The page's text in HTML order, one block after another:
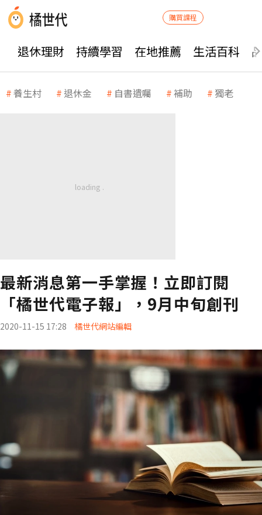
購買課程
退休理財 持續學習 在地推薦 生活百科
養生村 退休金 自書遺囑 補助 獨老
最新消息第一手掌握！立即訂閱
「橘世代電子報」，9月中旬創刊
2020-11-15 17:28 橘世代網站編輯